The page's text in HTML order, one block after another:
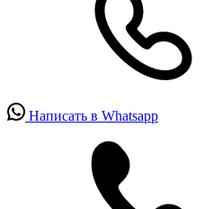
Написать в Whatsapp